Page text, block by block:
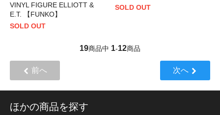
VINYL FIGURE ELLIOTT &
E.T. 【FUNKO】
SOLD OUT
SOLD OUT
19商品中 1-12商品
前へ 次へ
ほかの商品を探す